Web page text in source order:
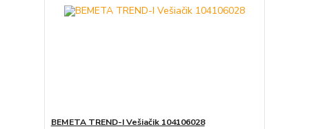
BEMETA TREND-I Vešiačik 104106028